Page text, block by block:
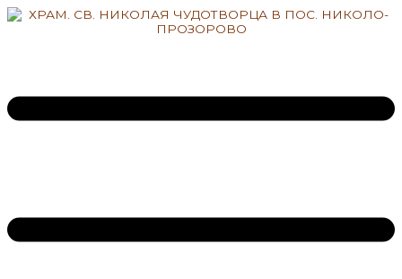
Перейти